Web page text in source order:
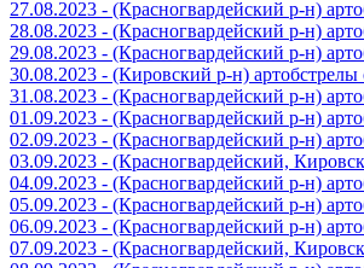
27.08.2023 - (Красногвардейский р-н)
28.08.2023 - (Красногвардейский р-н)
29.08.2023 - (Красногвардейский р-н)
30.08.2023 - (Кировский р-н)
31.08.2023 - (Красногвардейский р-н)
01.09.2023 - (Красногвардейский р-н)
02.09.2023 - (Красногвардейский р-н)
03.09.2023 - (Красногвардейский,
04.09.2023 - (Красногвардейский р-н)
05.09.2023 - (Красногвардейский р-н)
06.09.2023 - (Красногвардейский р-н)
07.09.2023 - (Красногвардейский,